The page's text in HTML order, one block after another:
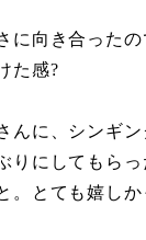
に向き合ったの
た感?
んに、シンギン
りにしてもらっ
。とても嬉しか